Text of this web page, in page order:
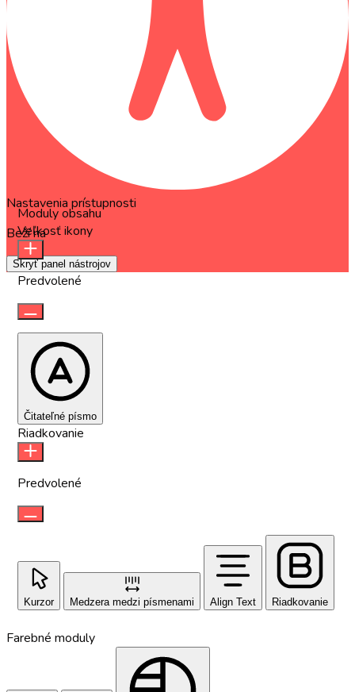
Nastavenia prístupnosti
Beží naOneTap
Skryť panel nástrojov
Moduly obsahu
Veľkosť ikony
Predvolené
Čitateľné písmo
Riadkovanie
Predvolené
Kurzor Medzera medzi písmenami Align Text Riadkovanie
Farebné moduly